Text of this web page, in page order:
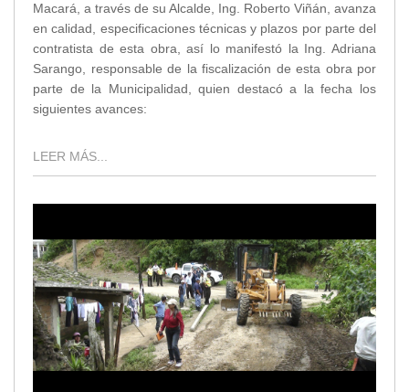
Macará, a través de su Alcalde, Ing. Roberto Viñán, avanza
en calidad, especificaciones técnicas y plazos por parte del
contratista de esta obra, así lo manifestó la Ing. Adriana
Sarango, responsable de la fiscalización de esta obra por
parte de la Municipalidad, quien destacó a la fecha los
siguientes avances:
LEER MÁS...